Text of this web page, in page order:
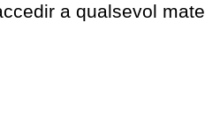
a qualsevol